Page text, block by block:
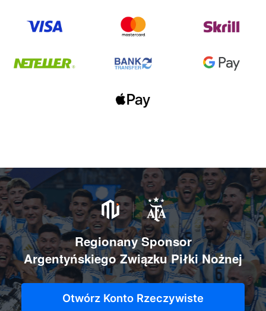
Regionany Sponsor
Argentyńskiego Związku Piłki Nożnej
Otwórz Konto Rzeczywiste